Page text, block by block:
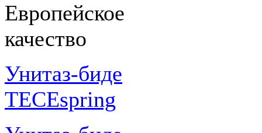
Европейское
качество
Унитаз-биде
TECEspring